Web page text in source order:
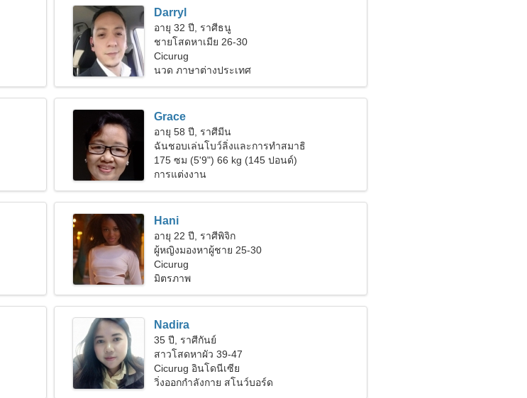
Darryl
อายุ 32 ปี, ราศีธนู
ชายโสดหาเมีย 26-30
Cicurug
นวด ภาษาต่างประเทศ
Grace
อายุ 58 ปี, ราศีมีน
ฉันชอบเล่นโบว์ลิ่งและการทำสมาธิ
175 ซม (5'9") 66 kg (145 ปอนด์)
การแต่งงาน
Hani
อายุ 22 ปี, ราศีพิจิก
ผู้หญิงมองหาผู้ชาย 25-30
Cicurug
มิตรภาพ
Nadira
35 ปี, ราศีกันย์
สาวโสดหาผัว 39-47
Cicurug อินโดนีเซีย
วิ่งออกกำลังกาย สโนว์บอร์ด